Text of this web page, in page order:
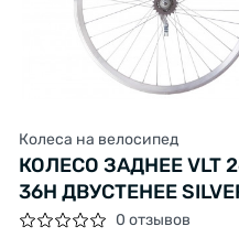
Колеса на велосипед
КОЛЕСО ЗАДНЕЕ VLT
36H ДВУСТЕНЕЕ
ВТУЛКА SHUNFENG
0 отзывов
version of the site or
version?